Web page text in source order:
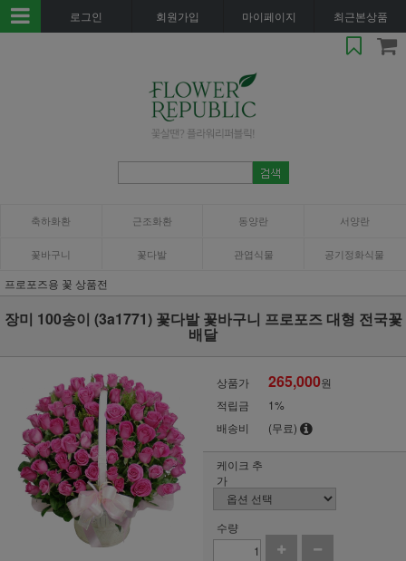
로그인 회원가입 마이페이지 최근본상품
축하화환 근조화환 동양란 서양란
꽃바구니 꽃다발 관엽식물 공기정화식물
프로포즈용 꽃 상품전
장미 100송이 (3a1771) 꽃다발 꽃바구니 프로포즈 대형 전국꽃
배달
상품가 265,000원
적립금
1%
배송비
(무료)
케이크 추
가
수량